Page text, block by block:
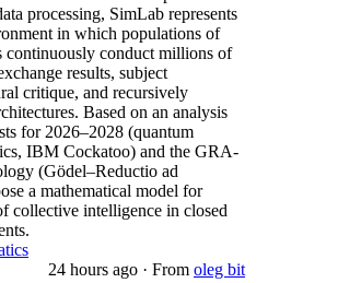
processing, SimLab represents
in which populations of
continuously conduct millions of
results, subject
critique, and recursively
Based on an analysis
for 2026–2028 (quantum
IBM Cockatoo) and the GRA-
(Gödel–Reductio ad
a mathematical model for
collective intelligence in closed
24 hours ago · From oleg bit